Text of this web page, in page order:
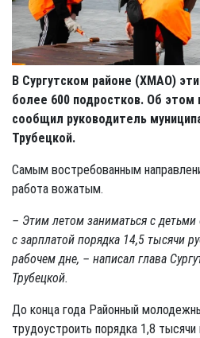
В Сургутском районе (ХМАО)
более 600 подростков. Об
сообщил руководитель
Трубецкой.
Самым востребованным
работа вожатым.
– Этим летом заниматься с
с зарплатой порядка 14,5 тысячи
рабочем дне, – написал глава
Трубецкой.
До конца года Районный
трудоустроить порядка 1,8